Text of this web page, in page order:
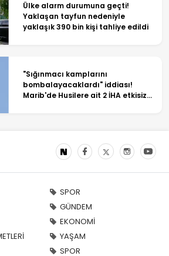
Ülke alarm durumuna geçti!
Yaklaşan tayfun nedeniyle
yaklaşık 390 bin kişi tahliye edildi
"Sığınmacı kamplarını
bombalayacaklardı" iddiası!
Marib'de Husilere ait 2 İHA etkisiz
SPOR
GÜNDEM
EKONOMİ
YAŞAM
SPOR